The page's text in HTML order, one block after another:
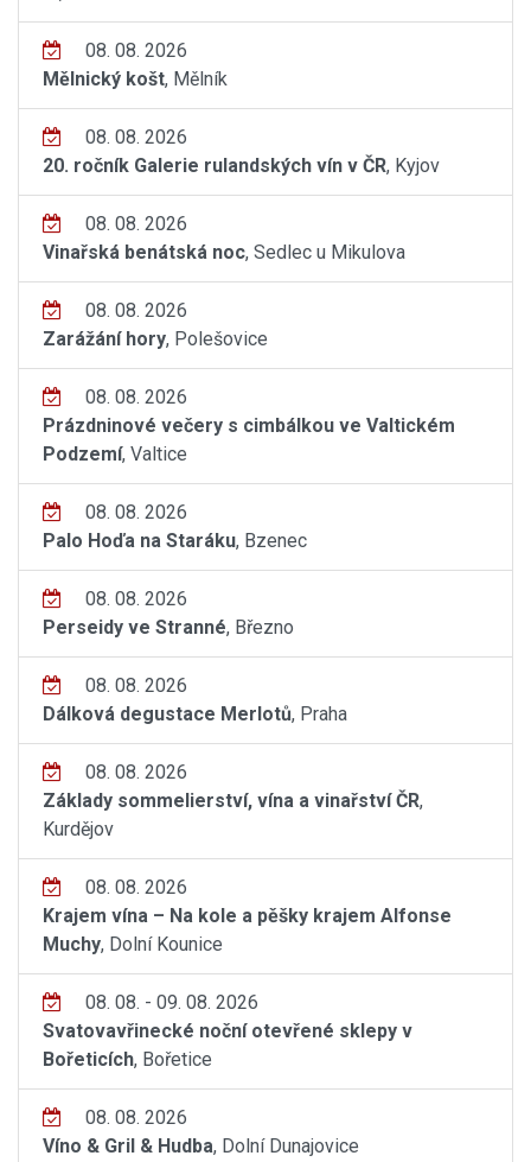
08. 08. 2026
Mělnický košt, Mělník
08. 08. 2026
20. ročník Galerie rulandských vín v ČR, Kyjov
08. 08. 2026
Vinařská benátská noc, Sedlec u Mikulova
08. 08. 2026
Zarážání hory, Polešovice
08. 08. 2026
Prázdninové večery s cimbálkou ve Valtickém
Podzemí, Valtice
08. 08. 2026
Palo Hoďa na Staráku, Bzenec
08. 08. 2026
Perseidy ve Stranné, Březno
08. 08. 2026
Dálková degustace Merlotů, Praha
08. 08. 2026
Základy sommelierství, vína a vinařství ČR,
Kurdějov
08. 08. 2026
Krajem vína – Na kole a pěšky krajem Alfonse
Muchy, Dolní Kounice
08. 08. - 09. 08. 2026
Svatovavřinecké noční otevřené sklepy v
Bořeticích, Bořetice
08. 08. 2026
Víno & Gril & Hudba, Dolní Dunajovice